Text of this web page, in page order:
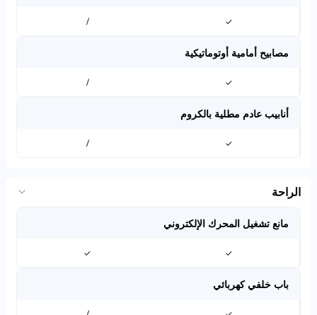
✓
/
مصابيح أمامية أوتوماتيكية
✓
/
أنابيب عادم مطلية بالكروم
✓
/
الراحة
مانع تشغيل المحرك الإلكتروني
✓
✓
باب خلفي كهربائي